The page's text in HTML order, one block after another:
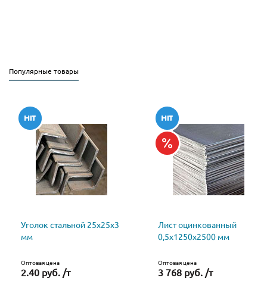
Популярные товары
Уголок стальной 25х25х3
мм
Оптовая цена
2.40 руб. /т
Лист оцинкованный
0,5х1250х2500 мм
Оптовая цена
3 768 руб. /т